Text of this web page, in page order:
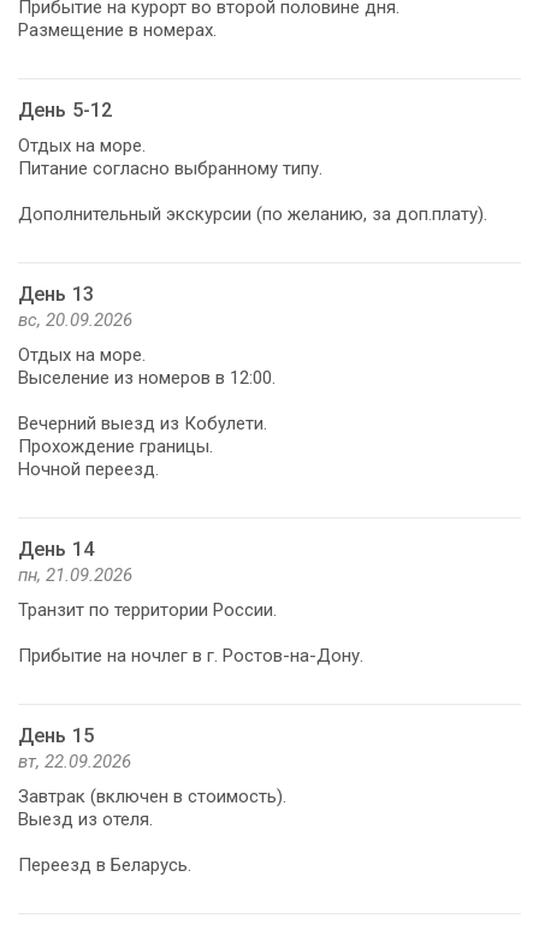
Прибытие на курорт во второй половине дня.
Размещение в номерах.
День 5-12
Отдых на море.
Питание согласно выбранному типу.
Дополнительный экскурсии (по желанию, за доп.плату).
День 13
вс, 20.09.2026
Отдых на море.
Выселение из номеров в 12:00.
Вечерний выезд из Кобулети.
Прохождение границы.
Ночной переезд.
День 14
пн, 21.09.2026
Транзит по территории России.
Прибытие на ночлег в г. Ростов-на-Дону.
День 15
вт, 22.09.2026
Завтрак (включен в стоимость).
Выезд из отеля.
Переезд в Беларусь.